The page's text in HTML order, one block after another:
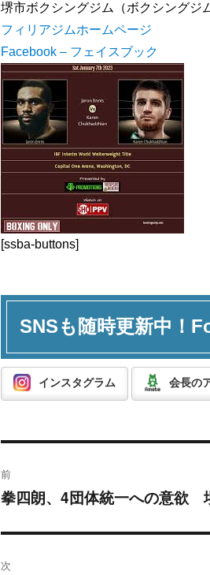
堺市ボクシングジム（ボクシングジ
フィリアジムホームページ
Facebook – フェイスブック
[ssba-buttons]
SNSも随時更新中！
インスタグラム 会長の
稿
ナ
ビ
前
過
投
拳四朗、4団体統一への意欲
次